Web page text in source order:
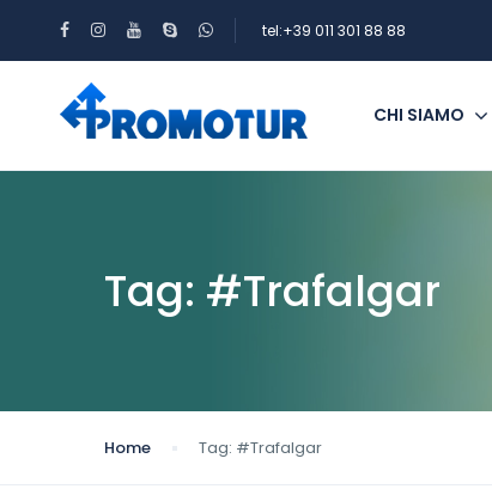
tel:+39 011 301 88 88
CHI SIAMO
Tag: #Trafalgar
Home Tag: #Trafalgar